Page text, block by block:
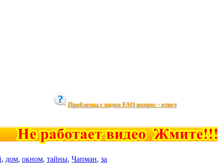
Проблемы с видео FAQ вопрос - ответ
, дом, окном, тайны, Чапман, за